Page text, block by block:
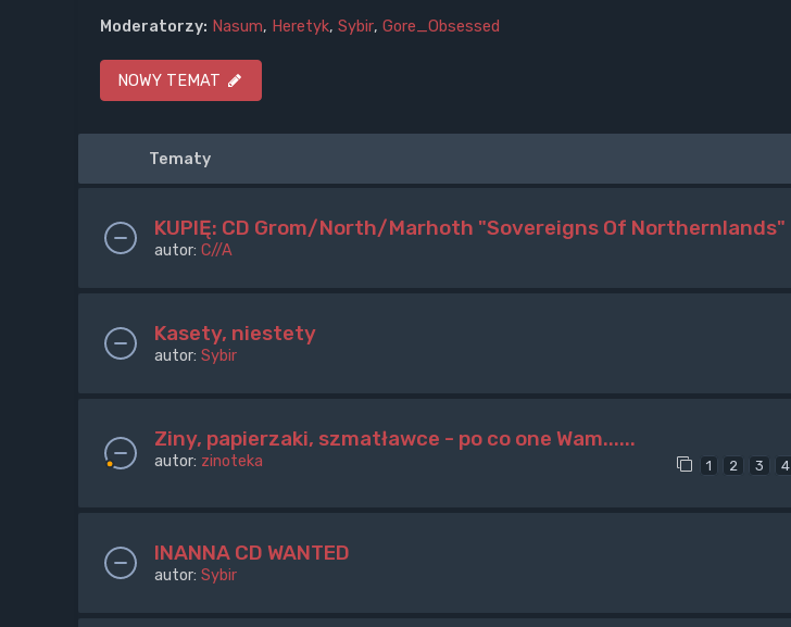
Moderatorzy: Nasum, Heretyk, Sybir, Gore_Obsessed
NOWY TEMAT
Tematy
KUPIĘ: CD Grom/North/Marhoth "Sovereigns Of Northernlands"
autor: C//A
Kasety, niestety
autor: Sybir
Ziny, papierzaki, szmatławce - po co one Wam......
autor: zinoteka 1 2 3 4
INANNA CD WANTED
autor: Sybir